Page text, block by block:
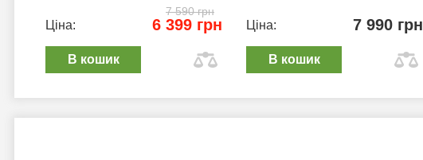
7 590 грн
Ціна: 6 399 грн
В кошик
Ціна: 7 990 грн
В кошик